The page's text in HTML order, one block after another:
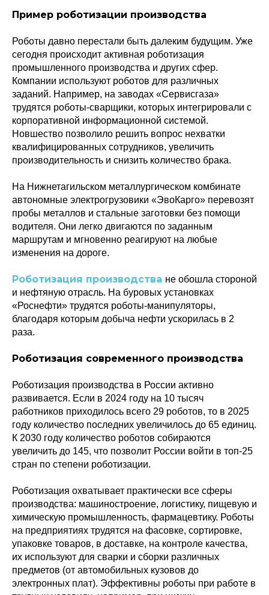
Пример роботизации производства
Роботы давно перестали быть далеким будущим. Уже
сегодня происходит активная роботизация
промышленного производства и других сфер.
Компании используют роботов для различных
заданий. Например, на заводах «Сервисгаза»
трудятся роботы-сварщики, которых интегрировали с
корпоративной информационной системой.
Новшество позволило решить вопрос нехватки
квалифицированных сотрудников, увеличить
производительность и снизить количество брака.
На Нижнетагильском металлургическом комбинате
автономные электрогрузовики «ЭвоКарго» перевозят
пробы металлов и стальные заготовки без помощи
водителя. Они легко двигаются по заданным
маршрутам и мгновенно реагируют на любые
изменения на дороге.
Роботизация производства не обошла стороной
и нефтяную отрасль. На буровых установках
«Роснефти» трудятся роботы-манипуляторы,
благодаря которым добыча нефти ускорилась в 2
раза.
Роботизация современного производства
Роботизация производства в России активно
развивается. Если в 2024 году на 10 тысяч
работников приходилось всего 29 роботов, то в 2025
году количество последних увеличилось до 65 единиц.
К 2030 году количество роботов собираются
увеличить до 145, что позволит России войти в топ-25
стран по степени роботизации.
Роботизация охватывает практически все сферы
производства: машиностроение, логистику, пищевую и
химическую промышленность, фармацевтику. Роботы
на предприятиях трудятся на фасовке, сортировке,
упаковке товаров, в доставке, на контроле качества,
их используют для сварки и сборки различных
предметов (от автомобильных кузовов до
электронных плат). Эффективны роботы при работе в